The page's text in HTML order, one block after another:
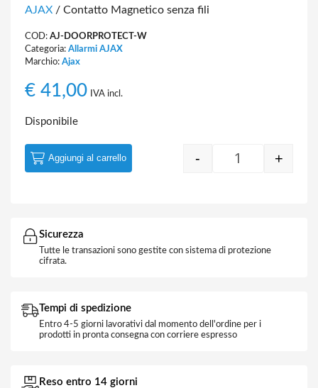
AJAX / Contatto Magnetico senza fili
COD: AJ-DOORPROTECT-W
Categoria: Allarmi AJAX
Marchio: Ajax
€ 41,00 IVA incl.
Disponibile
Quantity
- +
Aggiungi al carrello
Sicurezza
Tutte le transazioni sono gestite con sistema di protezione
cifrata.
Tempi di spedizione
Entro 4-5 giorni lavorativi dal momento dell'ordine per i
prodotti in pronta consegna con corriere espresso
Reso entro 14 giorni